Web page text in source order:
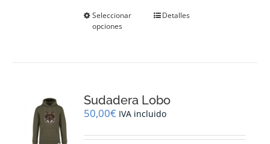
Seleccionar
opciones
Este
se
pueden
en
Detalles
Sudadera Lobo
50,00€ IVA incluido